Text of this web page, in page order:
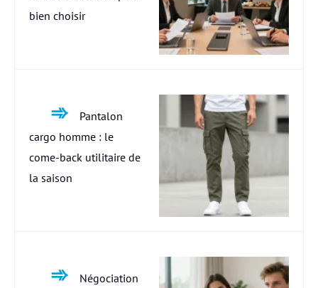
bien choisir
Pantalon
cargo homme : le
come-back utilitaire de
la saison
Négociation